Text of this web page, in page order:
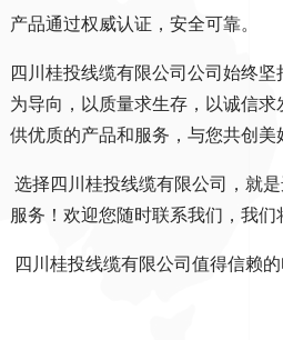
产品通过权威认证，安全可靠。
四川桂投线缆有限公司公司始终坚
为导向，以质量求生存，以诚信
供优质的产品和服务，与您共创美
选择四川桂投线缆有限公司，就
服务！欢迎您随时联系我们，我们
四川桂投线缆有限公司值得信赖